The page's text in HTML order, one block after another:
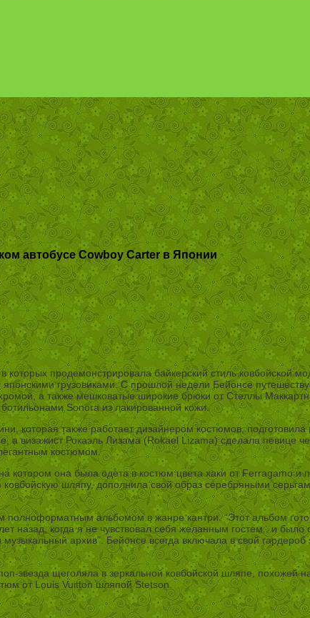
автобусе Cowboy Carter в Японии
продемонстрировала байкерский стиль ковбойской
грузовиками. С прошлой недели Бейонсе
а также мешковатые широкие брюки от Стеллы
Sonora из лакированной кожи.
которая также работает дизайнером костюмов,
визажист Рокаэль Лизама (Rokael Lizama) сделала певице
костюмом.
котором она была одета в костюм цвета хаки от Ferragamo и
шляпу, дополнила свой образ серебряными
полноформатным альбомом в жанре кантри. “Этот альбом
назад, когда я не чувствовал себя желанным гостем.. и
архив”. Бейонсе всегда включала в свой
звезда щеголяла в зеркальной ковбойской шляпе,
от Louis Vuitton шляпой Stetson.